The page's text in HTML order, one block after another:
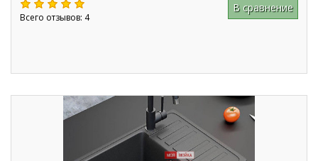
Всего отзывов: 4
В сравнение